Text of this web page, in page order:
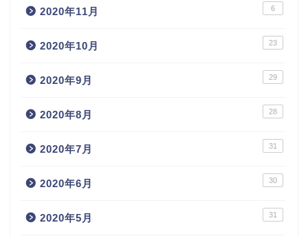
2020年11月 6
2020年10月 23
2020年9月 29
2020年8月 28
2020年7月 31
2020年6月 30
2020年5月 31